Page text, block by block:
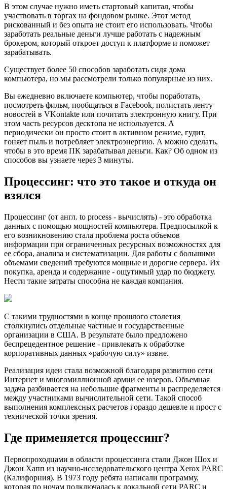
В этом случае нужно иметь стартовый капитал, чтобы
участвовать в торгах на фондовом рынке. Этот метод
рискованный и без опыта не стоит его использовать. Чтобы
заработать реальные деньги лучше работать с надежным
брокером, который откроет доступ к платформе и поможет
зарабатывать.
Существует более 50 способов заработать сидя дома
компьютера, но мы рассмотрели только популярные из них.
Вы ежедневно включаете компьютер, чтобы поработать,
посмотреть фильм, пообщаться в Facebook, полистать ленту
новостей в VKontakte или почитать электронную книгу. При
этом часть ресурсов десктопа не используется. А
периодически он просто стоит в активном режиме, гудит,
гоняет пыль и потребляет электроэнергию. А можно сделать,
чтобы в это время ПК зарабатывал деньги. Как? Об одном из
способов вы узнаете через 3 минуты.
Процессинг: что это такое и откуда он
взялся
Процессинг (от англ. to process - вычислять) - это обработка
данных с помощью мощностей компьютера. Предпосылкой к
его возникновению стала проблема роста объемов
информации при ограниченных ресурсных возможностях для
ее сбора, анализа и систематизации. Для работы с большими
объемами сведений требуются мощные и дорогие сервера. Их
покупка, аренда и содержание - ощутимый удар по бюджету.
Нести такие затраты способна не каждая компания.
С такими трудностями в конце прошлого столетия
столкнулись отдельные частные и государственные
организации в США. В результате было предложено
беспрецедентное решение - привлекать к обработке
корпоративных данных «рабочую силу» извне.
Реализация идеи стала возможной благодаря развитию сети
Интернет и многомиллионной армии ее юзеров. Объемная
задача разбивается на небольшие фрагменты и распределяется
между участниками вычислительной сети. Такой способ
выполнения комплексных расчетов гораздо дешевле и прост с
технической точки зрения.
Где применяется процессинг?
Первопроходцами в области процессинга стали Джон Шох и
Джон Хапп из научно-исследовательского центра Xerox PARC
(Калифорния). В 1973 году ребята написали программу,
которая по ночам подключалась к локальной сети PARC и